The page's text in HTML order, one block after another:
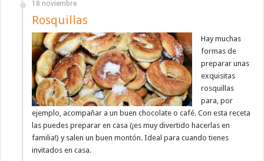
18 noviembre
Rosquillas
Hay muchas
formas de
preparar unas
exquisitas
rosquillas
para, por
ejemplo, acompañar a un buen chocolate o café. Con esta receta
las puedes preparar en casa (¡es muy divertido hacerlas en
familia!) y salen un buen montón. Ideal para cuando tienes
invitados en casa.